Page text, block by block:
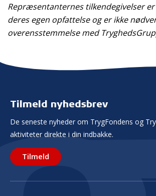
Repræsentanternes tilkendegivelser
deres egen opfattelse og er ikke
overensstemmelse med
Tilmeld nyhedsbrev
De seneste nyheder om TrygFondens og
aktiviteter direkte i din indbakke.
Tilmeld